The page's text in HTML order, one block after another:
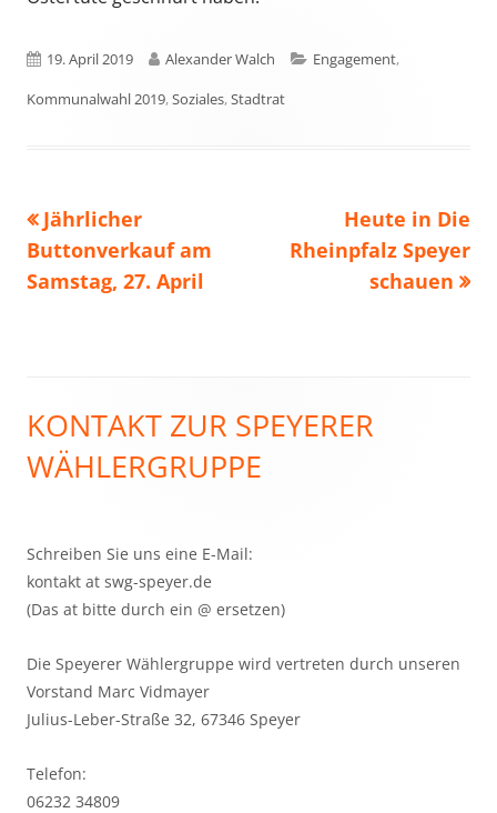
Veröffentlicht
am
19. April 2019 Autor
Alexander Walch Kategorien
Engagement,
Kommunalwahl 2019,Soziales,Stadtrat
Beitragsnavigation
Vorheriger
Beitrag:
Jährlicher
Buttonverkauf am
Samstag, 27. April
Nächster
Beitrag
Heute in Die
Rheinpfalz Speyer
schauen
Haupt-
Seitenleiste
KONTAKT ZUR SPEYERER
WÄHLERGRUPPE
Schreiben Sie uns eine E-Mail:
kontakt at swg-speyer.de
(Das at bitte durch ein @ ersetzen)
Die Speyerer Wählergruppe wird vertreten durch unseren
Vorstand Marc Vidmayer
Julius-Leber-Straße 32, 67346 Speyer
Telefon:
06232 34809